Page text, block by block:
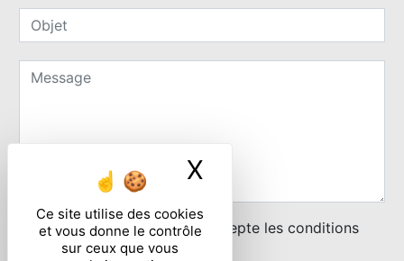
Ce site utilise des cookies
et vous donne le contrôle
sur ceux que vous
X
En cochant cette case, j'accepte les conditions
particulières ci-dessous **